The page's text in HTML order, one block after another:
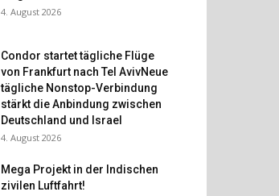
4. August 2026
Condor startet tägliche Flüge
von Frankfurt nach Tel AvivNeue
tägliche Nonstop-Verbindung
stärkt die Anbindung zwischen
Deutschland und Israel
4. August 2026
Mega Projekt in der Indischen
zivilen Luftfahrt!